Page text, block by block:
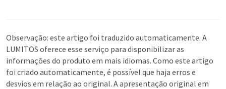
Observação: este artigo foi traduzido automaticamente. A
LUMITOS oferece esse serviço para disponibilizar as
informações do produto em mais idiomas. Como este artigo
foi criado automaticamente, é possível que haja erros e
desvios em relação ao original. A apresentação original em